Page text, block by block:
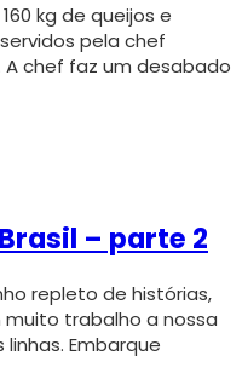
kg de queijos e
pela chef
A chef faz um desabado
– parte 2
repleto de histórias,
trabalho a nossa
Embarque